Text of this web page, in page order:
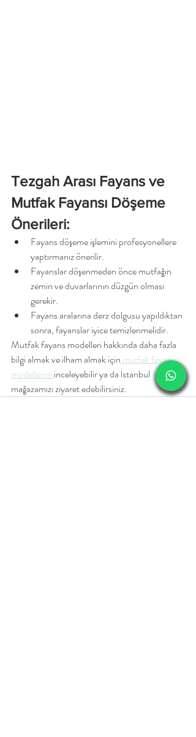
Tezgah Arası Fayans ve
Mutfak Fayansı Döşeme
Önerileri:
Fayans döşeme işlemini profesyonellere
yaptırmanız önerilir.
Fayanslar döşenmeden önce mutfağın
zemin ve duvarlarının düzgün olması
gerekir.
Fayans aralarına derz dolgusu yapıldıktan
sonra, fayanslar iyice temizlenmelidir.
Mutfak fayans modelleri hakkında daha fazla
bilgi almak ve ilham almak için mutfak fayans
modellerini inceleyebilir ya da İstanbul
mağazamızı ziyaret edebilirsiniz.